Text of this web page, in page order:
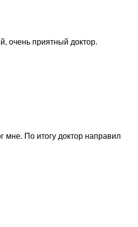
очень приятный доктор.
По итогу доктор направил